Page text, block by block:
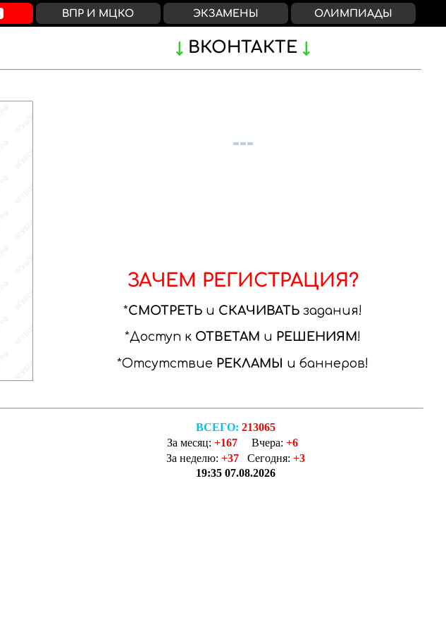
ВКОНТАКТЕ
ЗАЧЕМ РЕГИСТРАЦИЯ?
СМОТРЕТЬ и СКАЧИВАТЬ задания
Доступ к ОТВЕТАМ и РЕШЕНИЯМ
Отсутствие РЕКЛАМЫ и баннеров
ВПР И МЦКО ЭКЗАМЕНЫ ОЛИМПИАДЫ
ВСЕГО: 213065
За месяц: +167 Вчера: +6
За неделю: +37 Сегодня: +3
19:35 07.08.2026